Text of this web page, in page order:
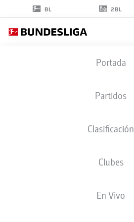
BL 2BL
Portada
Partidos
Clasificación
Clubes
En Vivo
BORUSSIA MÖNCHENGLADBACH